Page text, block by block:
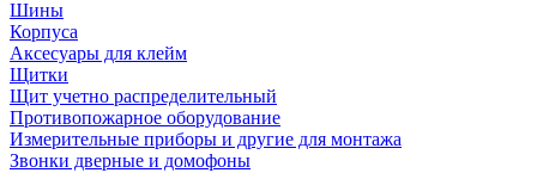
Шины
Корпуса
Аксесуары для клейм
Щитки
Щит учетно распределительный
Противопожарное оборудование
Измерительные приборы и другие для монтажа
Звонки дверные и домофоны